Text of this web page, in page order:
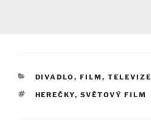
RUBRIKY
DIVADLO, FILM, TELEVIZE
ŠTÍTKY
HEREČKY, SVĚTOVÝ FILM